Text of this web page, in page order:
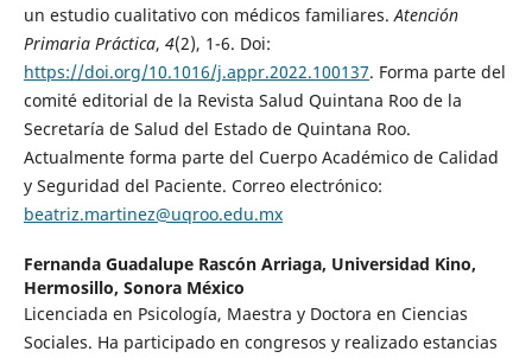
un estudio cualitativo con médicos familiares.Atención
Primaria Práctica, 4(2), 1-6. Doi:
https://doi.org/10.1016/j.appr.2022.100137. Forma parte del
comité editorial de la Revista Salud Quintana Roo de la
Secretaría de Salud del Estado de Quintana Roo.
Actualmente forma parte del Cuerpo Académico de Calidad
y Seguridad del Paciente. Correo electrónico:
beatriz.martinez@uqroo.edu.mx
Fernanda Guadalupe Rascón Arriaga, Universidad Kino,
Hermosillo, Sonora México
Licenciada en Psicología, Maestra y Doctora en Ciencias
Sociales. Ha participado en congresos y realizado estancias